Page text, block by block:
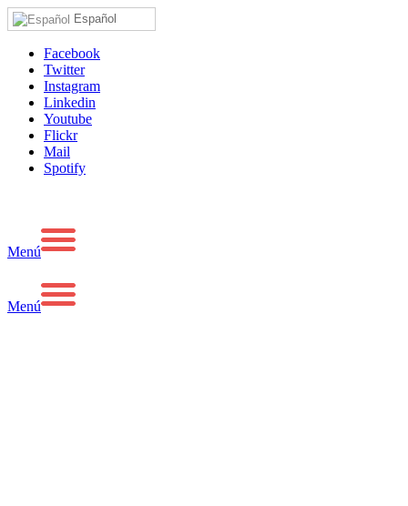
Español
Facebook
Twitter
Instagram
Linkedin
Youtube
Flickr
Mail
Spotify
Menú
Menú